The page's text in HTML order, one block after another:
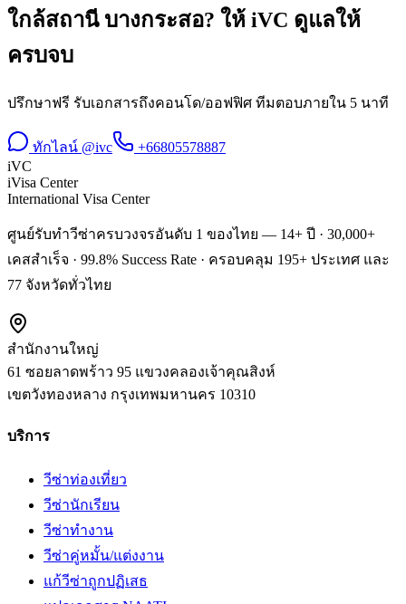
ใกล้สถานี บางกระสอ? ให้ iVC ดูแลให้
ครบจบ
ปรึกษาฟรี รับเอกสารถึงคอนโด/ออฟฟิศ ทีมตอบภายใน 5 นาที
ทักไลน์ @ivc
+66805578887
iVC
iVisa Center
International Visa Center
ศูนย์รับทำวีซ่าครบวงจรอันดับ 1 ของไทย — 14+ ปี · 30,000+
เคสสำเร็จ · 99.8% Success Rate · ครอบคลุม 195+ ประเทศ และ
77 จังหวัดทั่วไทย
สำนักงานใหญ่
61 ซอยลาดพร้าว 95 แขวงคลองเจ้าคุณสิงห์
เขตวังทองหลาง กรุงเทพมหานคร 10310
บริการ
วีซ่าท่องเที่ยว
วีซ่านักเรียน
วีซ่าทำงาน
วีซ่าคู่หมั้น/แต่งงาน
แก้วีซ่าถูกปฏิเสธ